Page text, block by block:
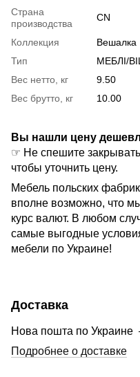
Страна
производства
CN
Коллекция
Вешалка
Тип
МЕБЛІ/
Вес нетто, кг
9.50
Вес брутто, кг
10.00
Вы нашли цену
☞ Не спешите
чтобы уточнить цену.
Мебель польских
вполне возможно, что
курс валют. В любом
самые выгодные
мебели по Украине!
Доставка
Нова пошта по Украине
Подробнее о доставке